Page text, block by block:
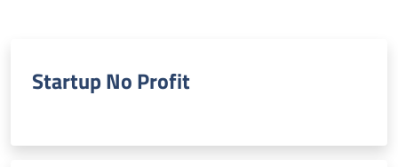
Startup No Profit